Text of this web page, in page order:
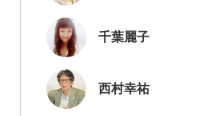
千葉麗子
西村幸祐